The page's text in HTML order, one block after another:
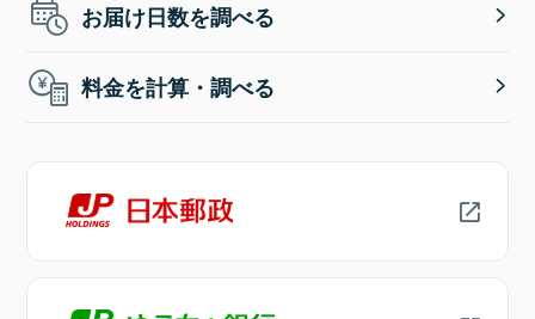
お届け日数を調べる
料金を計算・調べる